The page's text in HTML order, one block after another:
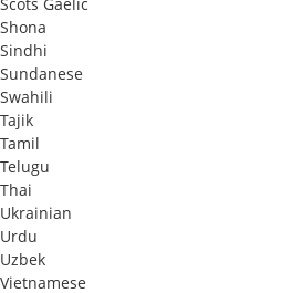
Shona
Sindhi
Sundanese
Swahili
Tajik
Tamil
Telugu
Thai
Ukrainian
Urdu
Uzbek
Vietnamese